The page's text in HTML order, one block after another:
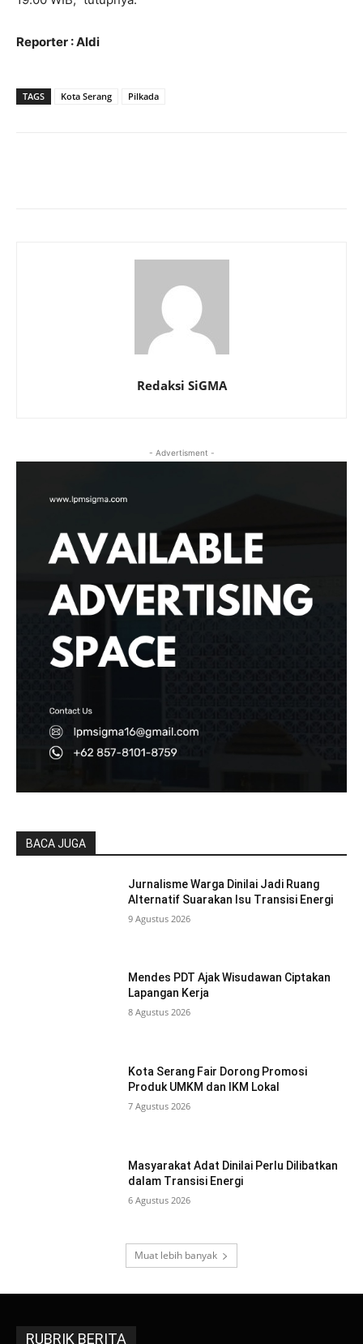
Reporter : Aldi
TAGS Kota Serang Pilkada
Redaksi SiGMA
- Advertisment -
BACA JUGA
Jurnalisme Warga Dinilai Jadi Ruang
Alternatif Suarakan Isu Transisi Energi
9 Agustus 2026
Mendes PDT Ajak Wisudawan Ciptakan
Lapangan Kerja
8 Agustus 2026
Kota Serang Fair Dorong Promosi
Produk UMKM dan IKM Lokal
7 Agustus 2026
Masyarakat Adat Dinilai Perlu Dilibatkan
dalam Transisi Energi
6 Agustus 2026
Muat lebih banyak
RUBRIK BERITA